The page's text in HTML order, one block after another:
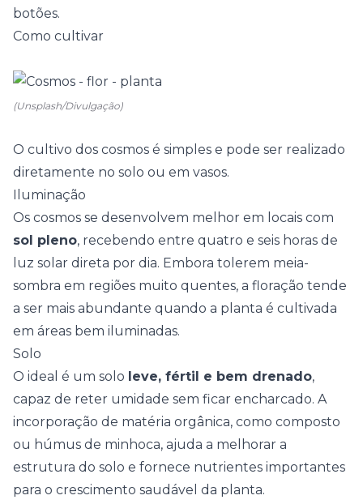
botões.
Como cultivar
(Unsplash/Divulgação)
O cultivo dos cosmos é simples e pode ser realizado
diretamente no solo ou em vasos.
Iluminação
Os cosmos se desenvolvem melhor em locais com
sol pleno, recebendo entre quatro e seis horas de
luz solar direta por dia. Embora tolerem meia-
sombra em regiões muito quentes, a floração tende
a ser mais abundante quando a planta é cultivada
em áreas bem iluminadas.
Solo
O ideal é um solo leve, fértil e bem drenado,
capaz de reter umidade sem ficar encharcado. A
incorporação de matéria orgânica, como composto
ou húmus de minhoca, ajuda a melhorar a
estrutura do solo e fornece nutrientes importantes
para o crescimento saudável da planta.